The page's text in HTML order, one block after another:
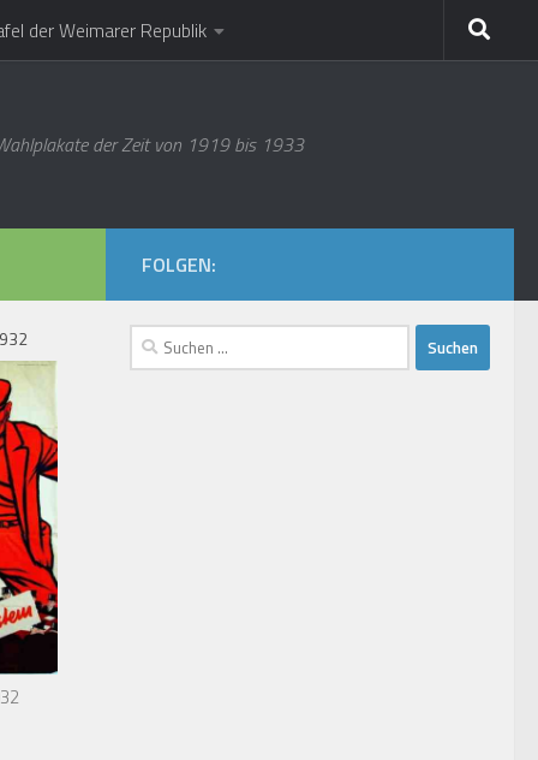
der Weimarer Republik
der Zeit von 1919 bis 1933
FOLGEN:
Suchen
nach: